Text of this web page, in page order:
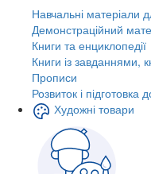
Навчальні матеріали
Демонстраційний
Книги та енциклопедії
Книги із завданнями,
Прописи
Розвиток і підготовка
Художні товари